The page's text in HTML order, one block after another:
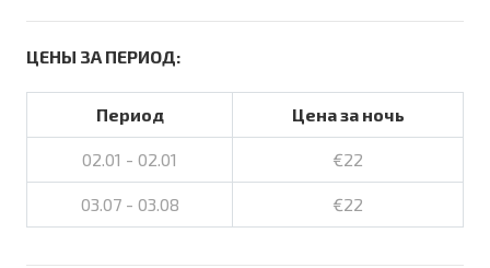
ЦЕНЫ ЗА ПЕРИОД:
Период Цена за ночь
02.01 - 02.01 €22
03.07 - 03.08 €22